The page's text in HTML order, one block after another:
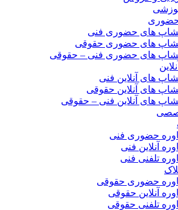
های حضوری فنی
های حضوری حقوقی
های حضوری فنی – حقوقی
های آنلاین فنی
های آنلاین حقوقی
های آنلاین فنی – حقوقی
حضوری فنی
آنلاین فنی
تلفنی فنی
حضوری حقوقی
آنلاین حقوقی
تلفنی حقوقی